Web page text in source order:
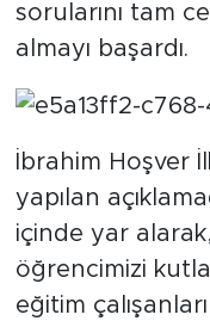
sorularını tam
almayı başardı.
İbrahim Hoşver
yapılan
içinde yar
öğrencimizi
eğitim